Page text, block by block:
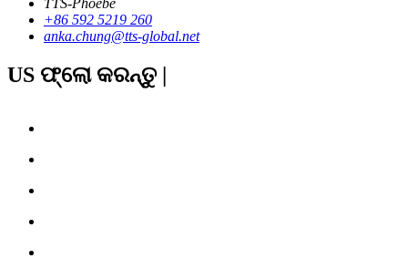
+86 592 5219 260
anka.chung@tts-global.net
US ଫ୍ଲୋ କରନ୍ତୁ |